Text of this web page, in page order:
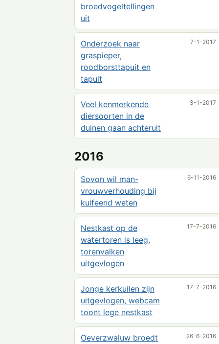
broedvogeltellingen
uit
Onderzoek naar
graspieper,
roodborsttapuit en
tapuit
7-1-2017
Veel kenmerkende
diersoorten in de
duinen gaan achteruit
3-1-2017
2016
Sovon wil man-
vrouwverhouding bij
kuifeend weten
6-11-2016
Nestkast op de
watertoren is leeg,
torenvalken
uitgevlogen
17-7-2016
Jonge kerkuilen zijn
uitgevlogen, webcam
toont lege nestkast
17-7-2016
Oeverzwaluw broedt
26-6-2016